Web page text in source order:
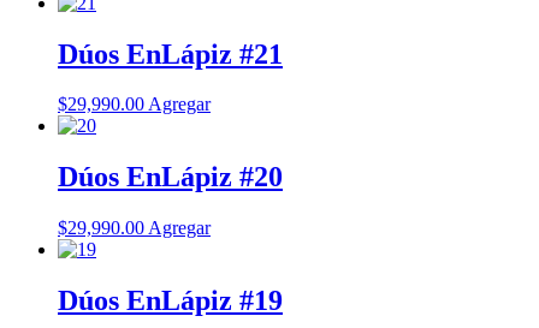
Dúos EnLápiz #21
$29,990.00Agregar
Dúos EnLápiz #20
$29,990.00 Agregar
Dúos EnLápiz #19